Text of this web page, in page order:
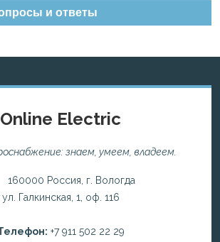
и ответы
Online Electric
знаем, умеем, владеем.
160000 Россия, г. Вологда
ул. Галкинская, 1, оф. 116
+7 911 502 22 29